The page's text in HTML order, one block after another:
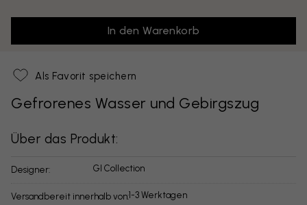
In den Warenkorb
Als Favorit speichern
Gefrorenes Wasser und Gebirgszug
Über das Produkt:
Designer: GI Collection
Versandbereit innerhalb von:1-3 Werktagen